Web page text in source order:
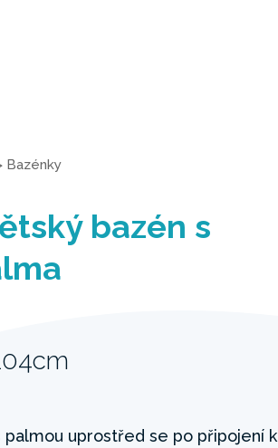
Bazénky
bazén s
palmou uprostřed se po připojení k